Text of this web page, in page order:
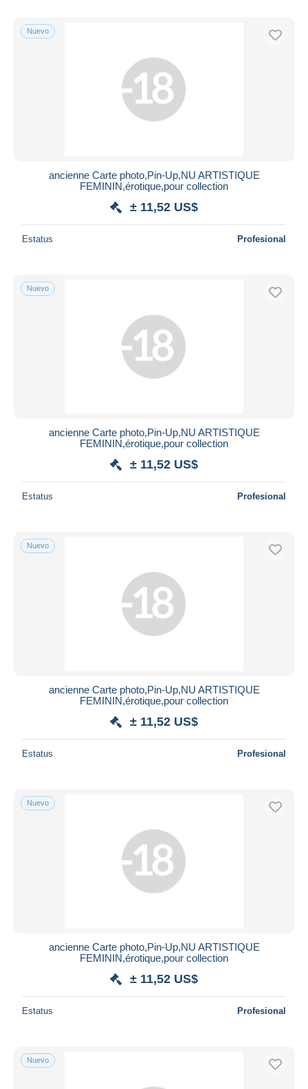
Nuevo
ancienne Carte photo,Pin-Up,NU ARTISTIQUE
FEMININ,érotique,pour collection
± 11,52 US$
Estatus Profesional
Nuevo
ancienne Carte photo,Pin-Up,NU ARTISTIQUE
FEMININ,érotique,pour collection
± 11,52 US$
Estatus Profesional
Nuevo
ancienne Carte photo,Pin-Up,NU ARTISTIQUE
FEMININ,érotique,pour collection
± 11,52 US$
Estatus Profesional
Nuevo
ancienne Carte photo,Pin-Up,NU ARTISTIQUE
FEMININ,érotique,pour collection
± 11,52 US$
Estatus Profesional
Nuevo